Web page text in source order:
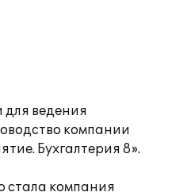
для ведения
компании
Бухгалтерия 8».
стала компания